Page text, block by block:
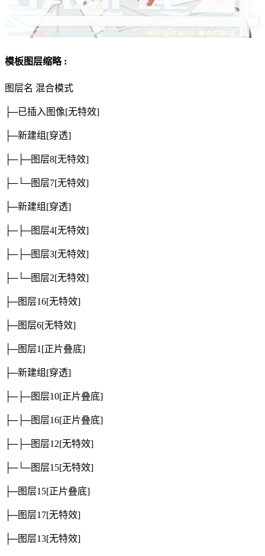
模板图层缩略 :
图层名 混合模式
├─已插入图像[无特效]
├─新建组 [穿透]
├─├─图层8[无特效]
├─└─图层7[无特效]
├─新建组 [穿透]
├─├─图层4[无特效]
├─├─图层3[无特效]
├─└─图层2[无特效]
├─图层16[无特效]
├─图层6[无特效]
├─图层1 [正片叠底]
├─新建组 [穿透]
├─├─图层10[正片叠底]
├─├─图层16[正片叠底]
├─├─图层12[无特效]
├─└─图层15[无特效]
├─图层15[正片叠底]
├─图层17[无特效]
├─图层13[无特效]